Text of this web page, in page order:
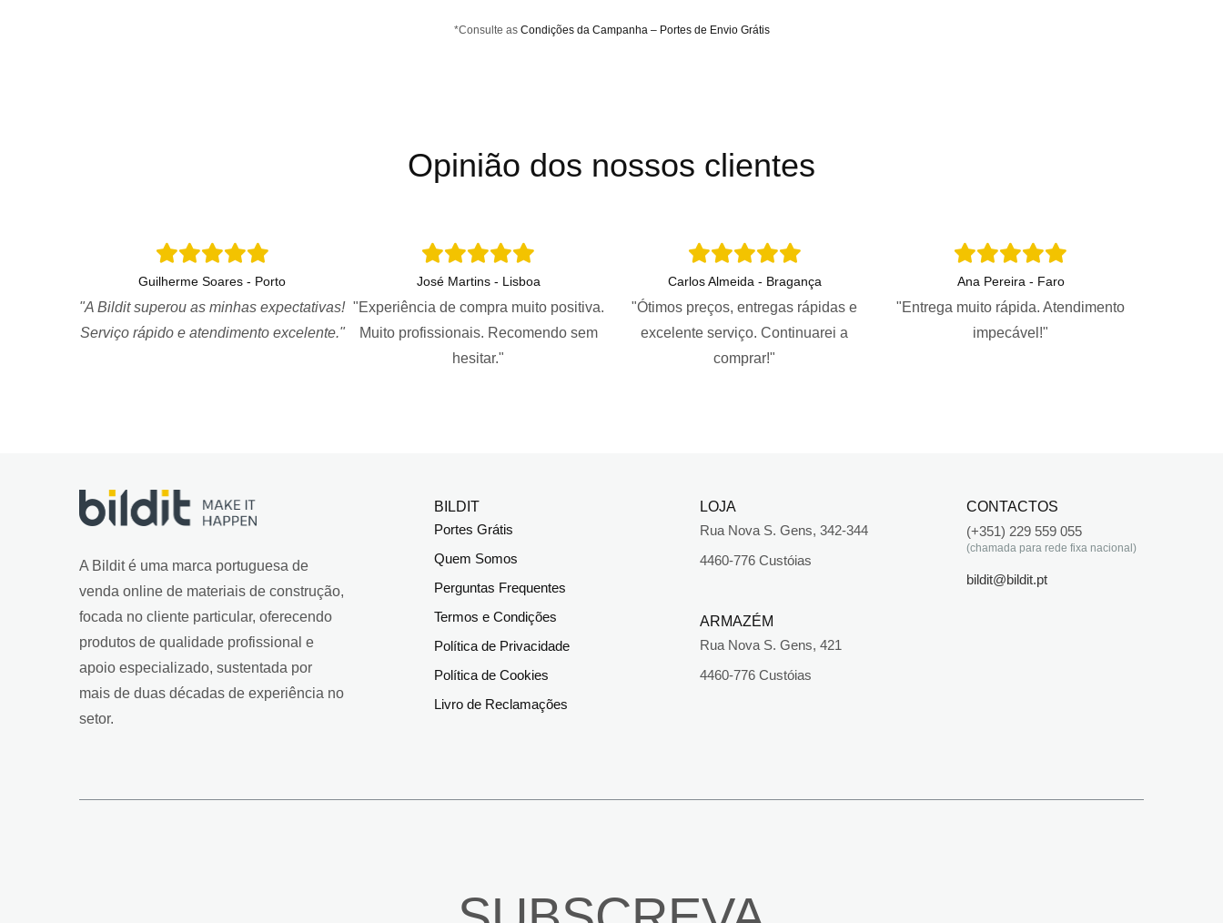
*Consulte as Condições da Campanha – Portes de Envio Grátis
Opinião dos nossos clientes
Guilherme Soares - Porto
"A Bildit superou as minhas expectativas!
Serviço rápido e atendimento excelente."
José Martins - Lisboa
"Experiência de compra muito positiva.
Muito profissionais. Recomendo sem
hesitar."
Carlos Almeida - Bragança
"Ótimos preços, entregas rápidas e
excelente serviço. Continuarei a
comprar!"
Ana Pereira - Faro
"Entrega muito rápida. Atendimento
impecável!"
A Bildit é uma marca portuguesa de
venda online de materiais de construção,
focada no cliente particular, oferecendo
produtos de qualidade profissional e
apoio especializado, sustentada por
mais de duas décadas de experiência no
setor.
BILDIT
Portes Grátis
Quem Somos
Perguntas Frequentes
Termos e Condições
Política de Privacidade
Política de Cookies
Livro de Reclamações
LOJA
Rua Nova S. Gens, 342-344
4460-776 Custóias
ARMAZÉM
Rua Nova S. Gens, 421
4460-776 Custóias
CONTACTOS
(+351) 229 559 055
(chamada para rede fixa nacional)
bildit@bildit.pt